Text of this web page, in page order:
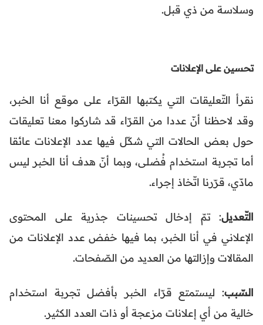
وسلاسة من ذي قبل.
تحسين على الإعلانات
نقرأ التّعليقات التي يكتبها القرّاء على موقع أنا الخبر،
وقد لاحظنا أنّ عددا من القرّاء قد شاركوا معنا تعليقات
حول بعض الحالات التي شكّل فيها عدد الإعلانات عائقا
أما تجربة استخدام فُضلى، وبما أنّ هدف أنا الخبر ليس
مادّي، قرّرنا اتّخاذ إجراء.
التّعديل: تمّ إدخال تحسينات جذرية على المحتوى
الإعلاني في أنا الخبر، بما فيها خفض عدد الإعلانات من
المقالات وإزالتها من العديد من الصّفحات.
السّبب: ليستمتع قرّاء الخبر بأفضل تجربة استخدام
خالية من أي إعلانات مزعجة أو ذات العدد الكثير.